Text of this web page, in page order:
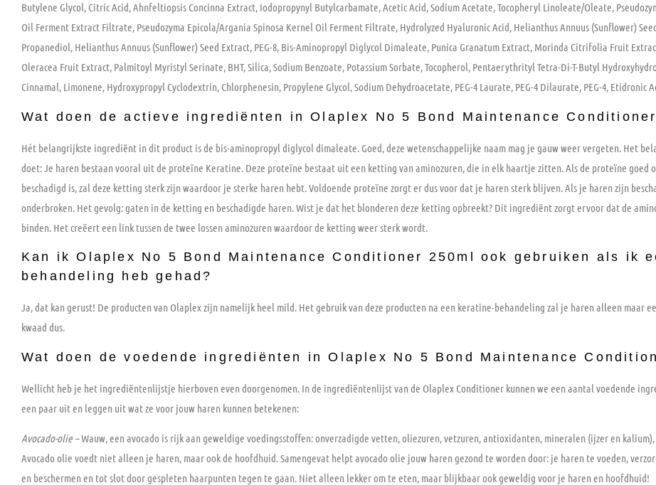
Butylene Glycol, Citric Acid, Ahnfeltiopsis Concinna Extract, Iodopropynyl Butylcarbamate, Acetic Acid, Sodium Acetate, Tocopheryl Linoleate/Oleate,
Oil Ferment Extract Filtrate, Pseudozyma Epicola/Argania Spinosa Kernel Oil Ferment Filtrate, Hydrolyzed Hyaluronic Acid, Helianthus Annuus (Sunflower)
Propanediol, Helianthus Annuus (Sunflower) Seed Extract, PEG-8, Bis-Aminopropyl Diglycol Dimaleate, Punica Granatum Extract, Morinda Citrifolia Fruit
Oleracea Fruit Extract, Palmitoyl Myristyl Serinate, BHT, Silica, Sodium Benzoate, Potassium Sorbate, Tocopherol, Pentaerythrityl Tetra-Di-T-Butyl
Cinnamal, Limonene, Hydroxypropyl Cyclodextrin, Chlorphenesin, Propylene Glycol, Sodium Dehydroacetate, PEG-4 Laurate, PEG-4 Dilaurate, PEG-4, Etidronic
Wat doen de actieve ingrediënten in Olaplex No 5 Bond Maintenance
Hét belangrijkste ingrediënt in dit product is de bis-aminopropyl diglycol dimaleate. Goed, deze wetenschappelijke naam mag je gauw weer vergeten. Het
doet: Je haren bestaan vooral uit de proteïne Keratine. Deze proteïne bestaat uit een ketting van aminozuren, die in elk haartje zitten. Als de proteïne goed
beschadigd is, zal deze ketting sterk zijn waardoor je sterke haren hebt. Voldoende proteïne zorgt er dus voor dat je haren sterk blijven. Als je haren zijn
onderbroken. Het gevolg: gaten in de ketting en beschadigde haren. Wist je dat het blonderen deze ketting opbreekt? Dit ingrediënt zorgt ervoor dat de
binden. Het creëert een link tussen de twee lossen aminozuren waardoor de ketting weer sterk wordt.
Kan ik Olaplex No 5 Bond Maintenance Conditioner 250ml ook gebruiken als ik
behandeling heb gehad?
Ja, dat kan gerust! De producten van Olaplex zijn namelijk heel mild. Het gebruik van deze producten na een keratine-behandeling zal je haren alleen maar
kwaad dus.
Wat doen de voedende ingrediënten in Olaplex No 5 Bond Maintenance
Wellicht heb je het ingrediëntenlijstje hierboven even doorgenomen. In de ingrediëntenlijst van de Olaplex Conditioner kunnen we een aantal voedende
een paar uit en leggen uit wat ze voor jouw haren kunnen betekenen:
Avocado-olie –Wauw, een avocado is rijk aan geweldige voedingsstoffen: onverzadigde vetten, oliezuren, vetzuren, antioxidanten, mineralen (ijzer en
Avocado olie voedt niet alleen je haren, maar ook de hoofdhuid. Samengevat helpt avocado olie jouw haren gezond te worden door: je haren te voeden,
en beschermen en tot slot door gespleten haarpunten tegen te gaan. Niet alleen lekker om te eten, maar blijkbaar ook geweldig voor je haren en hoofdhuid!